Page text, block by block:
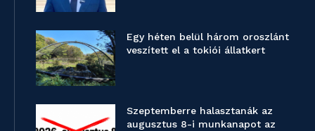
Egy héten belül három oroszlánt
veszített el a tokiói állatkert
Szeptemberre halasztanák az
augusztus 8-i munkanapot az